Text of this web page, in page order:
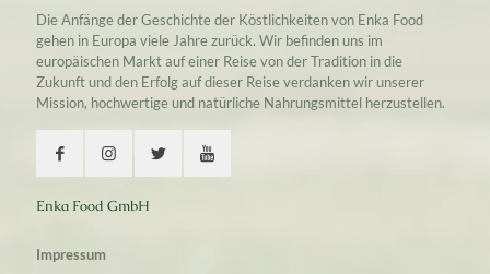
Die Anfänge der Geschichte der Köstlichkeiten von Enka Food
gehen in Europa viele Jahre zurück. Wir befinden uns im
europäischen Markt auf einer Reise von der Tradition in die
Zukunft und den Erfolg auf dieser Reise verdanken wir unserer
Mission, hochwertige und natürliche Nahrungsmittel herzustellen.
Enka Food GmbH
Impressum